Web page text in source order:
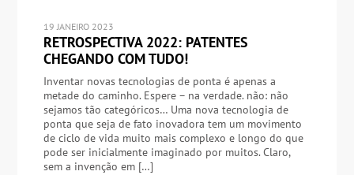
19 JANEIRO 2023
RETROSPECTIVA 2022: PATENTES
CHEGANDO COM TUDO!
Inventar novas tecnologias de ponta é apenas a
metade do caminho. Espere – na verdade. não: não
sejamos tão categóricos… Uma nova tecnologia de
ponta que seja de fato inovadora tem um movimento
de ciclo de vida muito mais complexo e longo do que
pode ser inicialmente imaginado por muitos. Claro,
sem a invenção em […]